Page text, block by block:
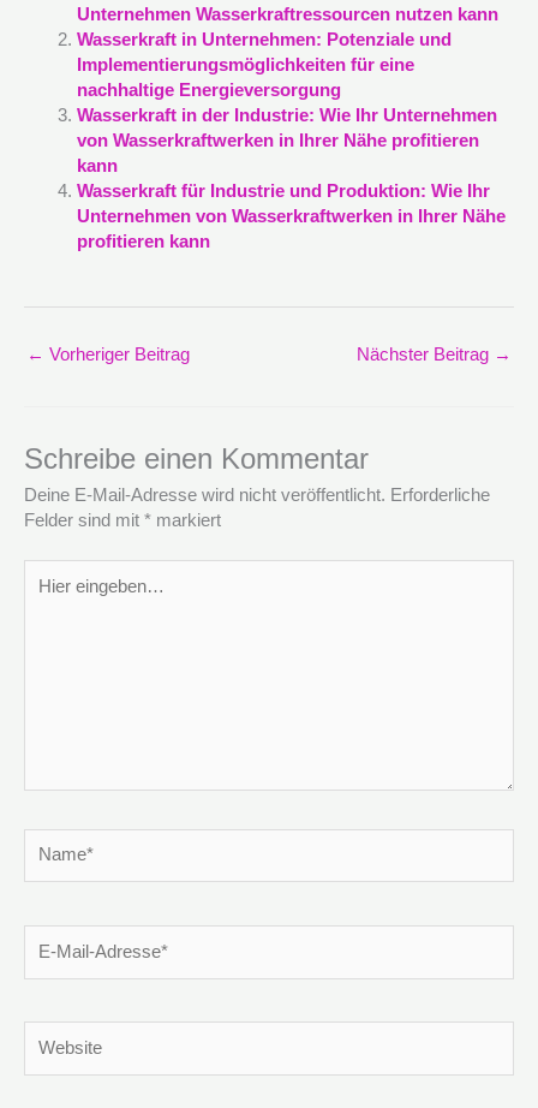
Unternehmen Wasserkraftressourcen nutzen kann
Wasserkraft in Unternehmen: Potenziale und
Implementierungsmöglichkeiten für eine
nachhaltige Energieversorgung
Wasserkraft in der Industrie: Wie Ihr Unternehmen
von Wasserkraftwerken in Ihrer Nähe profitieren
kann
Wasserkraft für Industrie und Produktion: Wie Ihr
Unternehmen von Wasserkraftwerken in Ihrer Nähe
profitieren kann
← Vorheriger Beitrag Nächster Beitrag →
Schreibe einen Kommentar
Deine E-Mail-Adresse wird nicht veröffentlicht. Erforderliche
Felder sind mit * markiert
eingeben…
Mail-